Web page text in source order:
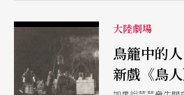
大陸劇場
鳥籠中的
新戲《鳥人